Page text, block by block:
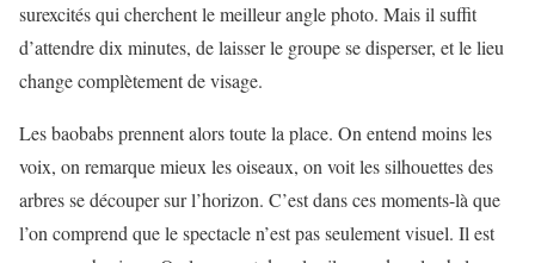
surexcités qui cherchent le meilleur angle photo. Mais il suffit
d’attendre dix minutes, de laisser le groupe se disperser, et le lieu
change complètement de visage.
Les baobabs prennent alors toute la place. On entend moins les
voix, on remarque mieux les oiseaux, on voit les silhouettes des
arbres se découper sur l’horizon. C’est dans ces moments-là que
l’on comprend que le spectacle n’est pas seulement visuel. Il est